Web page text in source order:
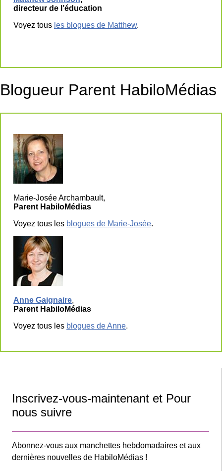
directeur de l’éducation
Voyez tous les blogues de Matthew.
Blogueur Parent HabiloMédias
Marie-Josée Archambault,
Parent HabiloMédias
Voyez tous les blogues de Marie-Josée.
Anne Gaignaire,
Parent HabiloMédias
Voyez tous les blogues de Anne.
Inscrivez-vous-maintenant et Pour
nous suivre
Abonnez-vous aux manchettes hebdomadaires et aux
dernières nouvelles de HabiloMédias !